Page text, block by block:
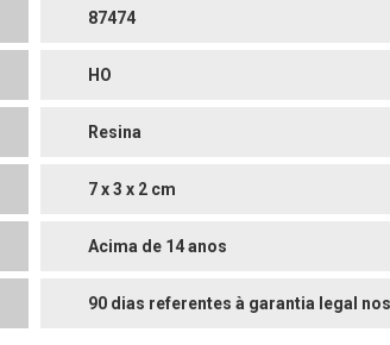
87474
HO
Resina
7 x 3 x 2 cm
Acima de 14 anos
90 dias referentes à garantia legal